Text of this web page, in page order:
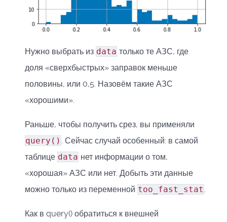
Нужно выбрать из data только те АЗС, где
доля «сверхбыстрых» заправок меньше
половины, или 0,5. Назовём такие АЗС
«хорошими».
Раньше, чтобы получить срез, вы применяли
query() . Сейчас случай особенный: в самой
таблице data нет информации о том,
«хорошая» АЗС или нет. Добыть эти данные
можно только из переменной too_fast_stat
Как в query() обратиться к внешней